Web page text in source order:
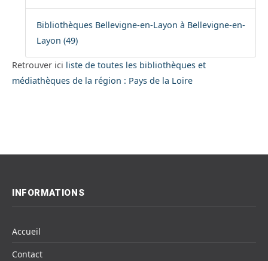
Bibliothèques Bellevigne-en-Layon à Bellevigne-en-
Layon (49)
Retrouver ici liste de toutes les bibliothèques et
médiathèques de la région : Pays de la Loire
INFORMATIONS
Accueil
Contact